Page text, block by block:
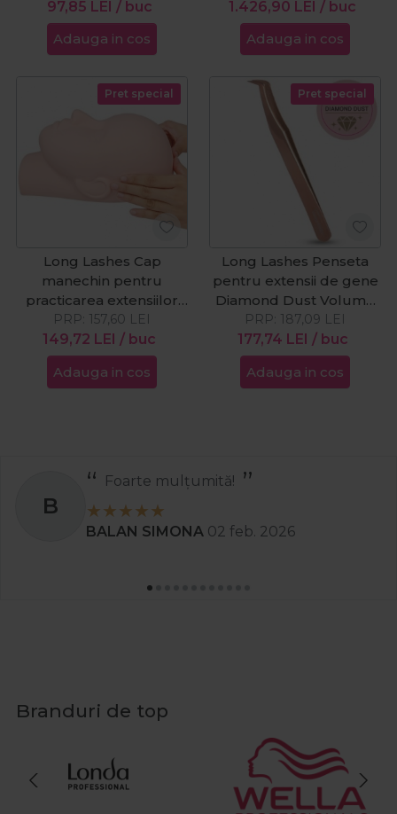
97,85 LEI / buc
Adauga in cos
1.426,90 LEI / buc
Adauga in cos
Pret special
Long Lashes Cap
manechin pentru
practicarea extensiilor
de gene
149,72 LEI / buc
PRP: 157,60 LEI
Adauga in cos
Pret special
Long Lashes Penseta
pentru extensii de gene
Diamond Dust Volume
11.5cm
177,74 LEI / buc
PRP: 187,09 LEI
Adauga in cos
Recomand
Stanciu Aura Andreea
Branduri de top